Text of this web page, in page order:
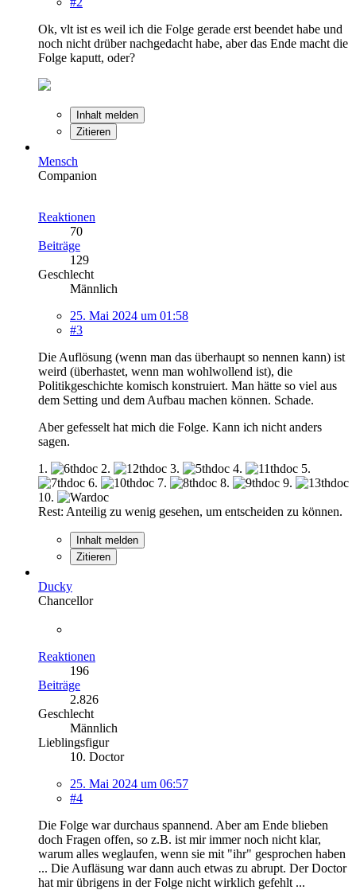
Ok, vlt ist es weil ich die Folge gerade erst beendet habe und
noch nicht drüber nachgedacht habe, aber das Ende macht die
Folge kaputt, oder?
Inhalt melden
Zitieren
Mensch
Companion
Reaktionen
70
Beiträge
129
Geschlecht
Männlich
25. Mai 2024 um 01:58
#3
Die Auflösung (wenn man das überhaupt so nennen kann) ist
weird (überhastet, wenn man wohlwollend ist), die
Politikgeschichte komisch konstruiert. Man hätte so viel aus
dem Setting und dem Aufbau machen können. Schade.
Aber gefesselt hat mich die Folge. Kann ich nicht anders
sagen.
1.
2. 3. 4.
5.
6.
7. 8.
9.
10.
Rest: Anteilig zu wenig gesehen, um entscheiden zu können.
Inhalt melden
Zitieren
Ducky
Chancellor
Reaktionen
196
Beiträge
2.826
Geschlecht
Männlich
Lieblingsfigur
10. Doctor
25. Mai 2024 um 06:57
#4
Die Folge war durchaus spannend. Aber am Ende blieben
doch Fragen offen, so z.B. ist mir immer noch nicht klar,
warum alles weglaufen, wenn sie mit "ihr" gesprochen haben
... Die Aufläsung war dann auch etwas zu abrupt. Der Doctor
hat mir übrigens in der Folge nicht wirklich gefehlt ...